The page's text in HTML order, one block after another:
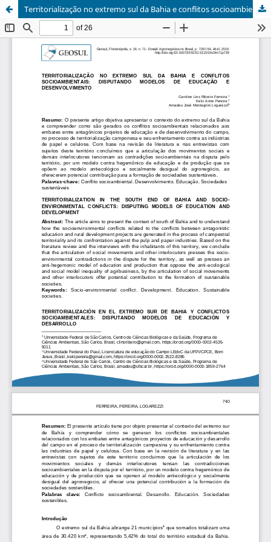
Territorialização no extremo sul da Bahia e conflitos socioambientais: disputando modelos de educação e desenvolvimento